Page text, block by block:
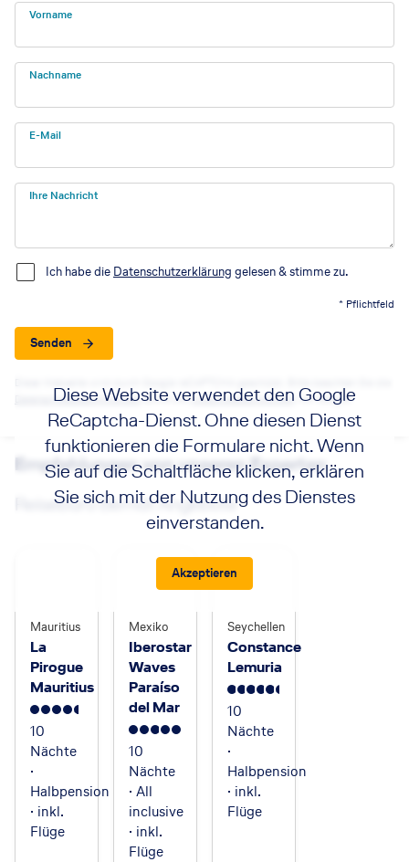
Vorname
Nachname
E-Mail
Ihre Nachricht
Ich habe die Datenschutzerklärung gelesen & stimme zu.
* Pflichtfeld
Senden
Diese Website verwendet den Google
ReCaptcha-Dienst. Ohne diesen Dienst
funktionieren die Formulare nicht. Wenn
Sie auf die Schaltfläche klicken, erklären
Sie sich mit der Nutzung des Dienstes
einverstanden.
Akzeptieren
Datenschutzbestimmungensowie dieNutzungsbedingungen von Google.
Empfehlungen von unseren Experten
Reisebüro Berndt Angebote
Mauritius
La
Pirogue
Mauritius
4.5
10
Nächte
·
Halbpension
· inkl.
Flüge
Mexiko
Iberostar
Waves
Paraíso
del Mar
5
10
Nächte
· All
inclusive
· inkl.
Flüge
Seychellen
Constance
Lemuria
5.5
10
Nächte
·
Halbpension
· inkl.
Flüge